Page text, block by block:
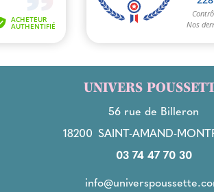
UNIVERS
56 rue de Billeron
18200 SAINT-AMAND-
03 74 47 70 30